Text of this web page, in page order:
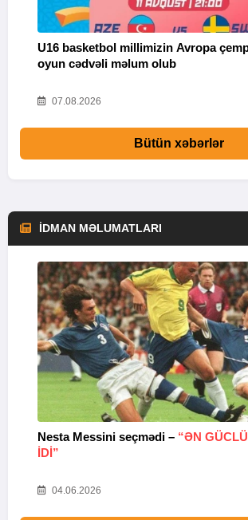
U16 basketbol millimizin Avropa
oyun cədvəli məlum olub
07.08.2026
Bütün xəbərlər
İDMAN MƏLUMATLARI
Nesta Messini seçmədi – “ƏN
IDI”
04.06.2026